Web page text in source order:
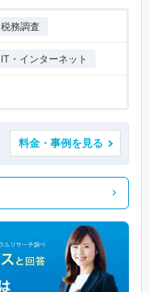
税務調査
IT・インターネット
料金・事例を見る